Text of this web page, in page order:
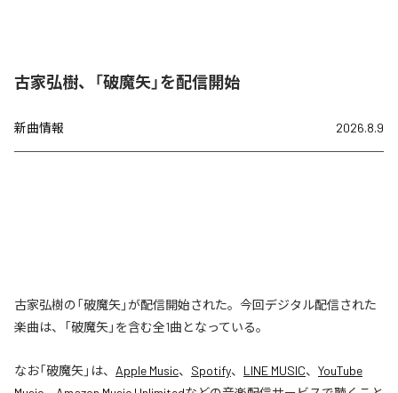
古家弘樹、「破魔矢」を配信開始
新曲情報 2026.8.9
古家弘樹の「破魔矢」が配信開始された。今回デジタル配信された
楽曲は、「破魔矢」を含む全1曲となっている。
なお「破魔矢」は、 Apple Music、 Spotify、 LINE MUSIC、 YouTube